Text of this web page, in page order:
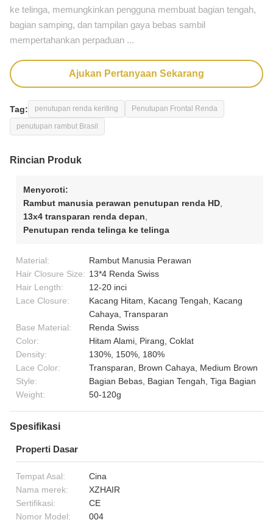
ke telinga, memungkinkan pengguna membuat bagian tengah,
bagian samping, dan tampilan gaya bebas sambil
mempertahankan perpaduan ...
Ajukan Pertanyaan Sekarang
Tag: penutupan renda keriting Penutupan Frontal Renda
penutupan rambut Brasil
Rincian Produk
Menyoroti:
Rambut manusia perawan penutupan renda HD
13x4 transparan renda depan
Penutupan renda telinga ke telinga
Material:
Rambut Manusia Perawan
Hair Closure Size: 13*4 Renda Swiss
Hair Length:
12-20 inci
Lace Closure:
Kacang Hitam, Kacang Tengah, Kacang
Cahaya, Transparan
Base Material:
Renda Swiss
Color:
Hitam Alami, Pirang, Coklat
Density:
130%, 150%, 180%
Lace Color:
Transparan, Brown Cahaya, Medium Brown
Style:
Bagian Bebas, Bagian Tengah, Tiga Bagian
Weight:
50-120g
Spesifikasi
Properti Dasar
Tempat Asal:
Cina
Nama merek:
XZHAIR
Sertifikasi:
CE
Nomor Model:
004